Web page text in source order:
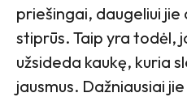
priešingai, daugeliui
stiprūs. Taip yra todėl,
užsideda kaukę, kuria
jausmus. Dažniausiai